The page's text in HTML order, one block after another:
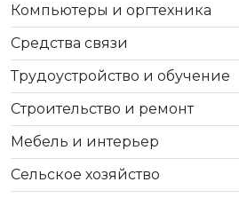
Компьютеры и оргтехника
Средства связи
Трудоустройство и обучение
Строительство и ремонт
Мебель и интерьер
Сельское хозяйство